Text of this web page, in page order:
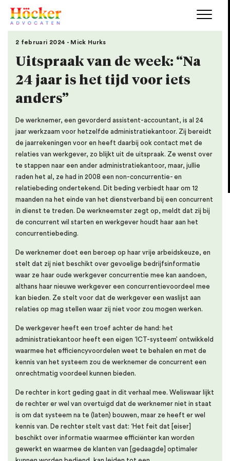
2 februari 2024 - Mick Hurks
Uitspraak van de week: “Na
24 jaar is het tijd voor iets
anders”
De werknemer, een gevorderd assistent-accountant, is al 24
jaar werkzaam voor hetzelfde administratiekantoor. Zij bereidt
de jaarrekeningen voor en heeft daarbij ook contact met de
relaties van werkgever, zo blijkt uit de uitspraak. Ze wenst over
te stappen naar een ander administratiekantoor, maar, jullie
raden het al, ze had in 2008 een non-concurrentie- en
relatiebeding ondertekend. Dit beding verbiedt haar om 12
maanden na het einde van het dienstverband bij een concurrent
in dienst te treden. De werkneemster zegt op, meldt dat zij bij
de concurrent wil starten en werkgever houdt haar aan het
concurrentiebeding.
De werknemer doet een beroep op haar vrije arbeidskeuze, en
stelt dat zij niet beschikt over gevoelige bedrijfsinformatie
waar ze haar oude werkgever concurrentie mee kan aandoen,
althans haar nieuwe werkgever een concurrentievoordeel mee
kan bieden. Ze stelt voor dat de werkgever een waslijst aan
relaties op mag stellen waar zij niet voor zou mogen werken.
De werkgever heeft een troef achter de hand: het
administratiekantoor heeft een eigen ‘ICT-systeem’ ontwikkeld
waarmee het efficiencyvoordelen weet te behalen en met de
kennis van het systeem zou de werknemer de concurrent een
onrechtmatig voordeel kunnen bieden.
De rechter in kort geding gaat in dit verhaal mee. Weliswaar lijkt
de rechter er wel van overtuigd dat de werknemer niet in staat
is om dat systeem na te (laten) bouwen, maar ze heeft er wel
kennis van. De rechter stelt vast dat: ‘Het feit dat [eiser]
beschikt over informatie waarmee efficiënter kan worden
gewerkt en waarmee de klanten van [gedaagde] optimaler